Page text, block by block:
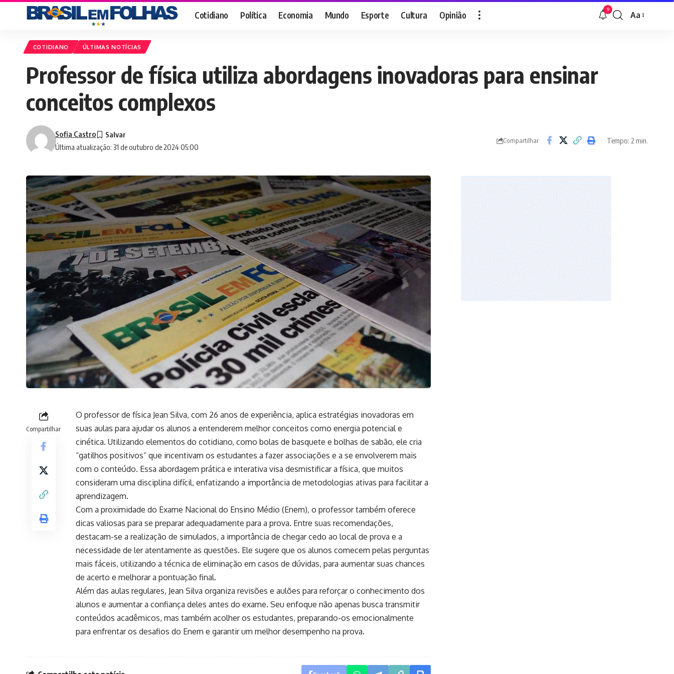
Cotidiano Política Economia Mundo Esporte Cultura Opinião 9
Font
Aa
COTIDIANO ÚLTIMAS NOTÍCIAS
Professor de física utiliza abordagens inovadoras para ensinar
conceitos complexos
Última atualização: 31 de outubro de 2024 05:00
Sofia Castro
Compartilhar Tempo: 2 min.
Compartilhar
O professor de física Jean Silva, com 26 anos de experiência, aplica estratégias inovadoras em
suas aulas para ajudar os alunos a entenderem melhor conceitos como energia potencial e
cinética. Utilizando elementos do cotidiano, como bolas de basquete e bolhas de sabão, ele cria
“gatilhos positivos” que incentivam os estudantes a fazer associações e a se envolverem mais
com o conteúdo. Essa abordagem prática e interativa visa desmistificar a física, que muitos
consideram uma disciplina difícil, enfatizando a importância de metodologias ativas para facilitar a
aprendizagem.
Com a proximidade do Exame Nacional do Ensino Médio (Enem), o professor também oferece
dicas valiosas para se preparar adequadamente para a prova. Entre suas recomendações,
destacam-se a realização de simulados, a importância de chegar cedo ao local de prova e a
necessidade de ler atentamente as questões. Ele sugere que os alunos comecem pelas perguntas
mais fáceis, utilizando a técnica de eliminação em casos de dúvidas, para aumentar suas chances
de acerto e melhorar a pontuação final.
Além das aulas regulares, Jean Silva organiza revisões e aulões para reforçar o conhecimento dos
alunos e aumentar a confiança deles antes do exame. Seu enfoque não apenas busca transmitir
conteúdos acadêmicos, mas também acolher os estudantes, preparando-os emocionalmente
para enfrentar os desafios do Enem e garantir um melhor desempenho na prova.